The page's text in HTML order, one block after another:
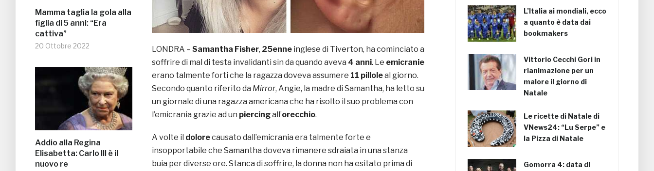
Mamma taglia la gola alla
figlia di 5 anni: “Era
cattiva”
20 Ottobre 2022
Addio alla Regina
Elisabetta: Carlo III è il
nuovo re
LONDRA – Samantha Fisher, 25enne inglese di Tiverton, ha cominciato a
soffrire di mal di testa invalidanti sin da quando aveva 4 anni. Le emicranie
erano talmente forti che la ragazza doveva assumere 11 pilloleal giorno.
Secondo quanto riferito da Mirror, Angie, la madre di Samantha, ha letto su
un giornale di una ragazza americana che ha risolto il suo problema con
l’emicrania grazie ad un piercingall’orecchio.
A volte il dolorecausato dall’emicrania era talmente forte e
insopportabile che Samantha doveva rimanere sdraiata in una stanza
buia per diverse ore. Stanca di soffrire, la donna non ha esitato prima di
L’Italia ai mondiali, ecco
a quanto è data dai
bookmakers
Vittorio Cecchi Gori in
rianimazione per un
malore il giorno di
Natale
Le ricette di Natale di
VNews24: “Lu Serpe” e
la Pizza di Natale
Gomorra 4: data di